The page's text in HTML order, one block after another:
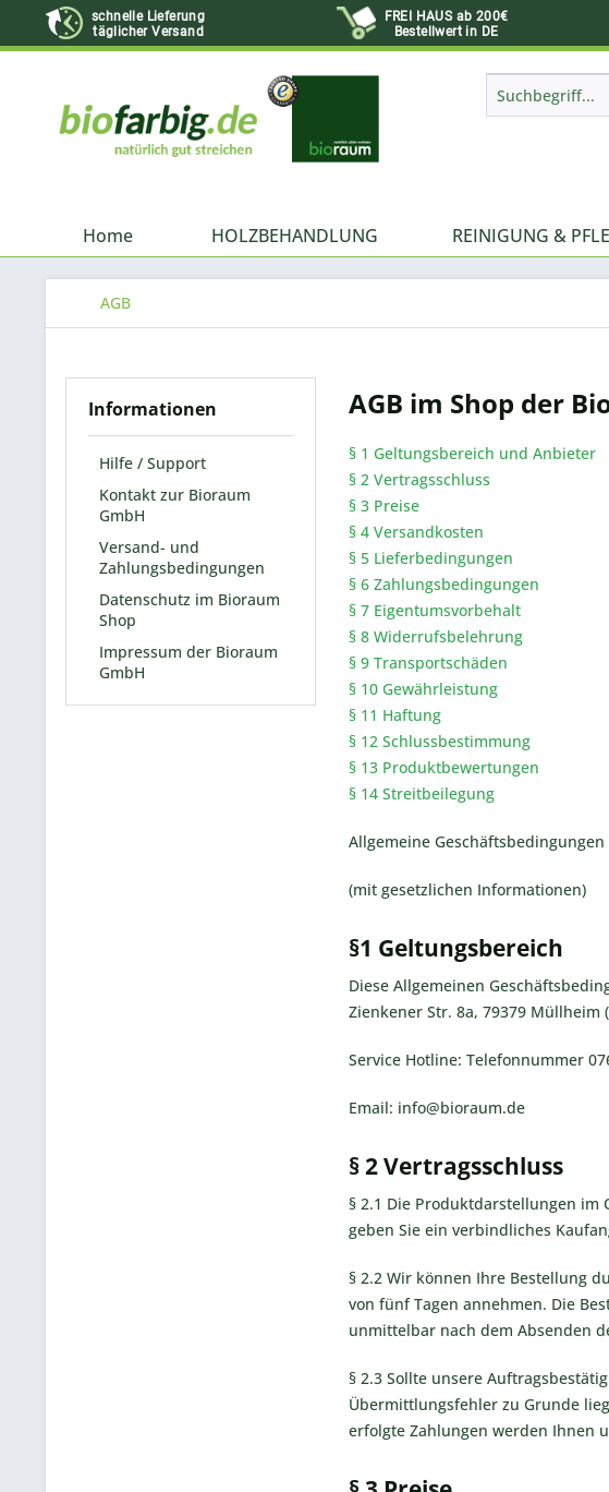
schnelle Lieferung
täglicher Versand
FREI HAUS ab 200€
Bestellwert in DE
Home HOLZBEHANDLUNG REINIGUNG &
AGB
Informationen
Hilfe / Support
Kontakt zur Bioraum
GmbH
Versand- und
Zahlungsbedingungen
Datenschutz im Bioraum
Shop
Impressum der Bioraum
GmbH
AGB im Shop der
§ 1 Geltungsbereich und Anbieter
§ 2 Vertragsschluss
§ 3 Preise
§ 4 Versandkosten
§ 5 Lieferbedingungen
§ 6 Zahlungsbedingungen
§ 7 Eigentumsvorbehalt
§ 8 Widerrufsbelehrung
§ 9 Transportschäden
§ 10 Gewährleistung
§ 11 Haftung
§ 12 Schlussbestimmung
§ 13 Produktbewertungen
§ 14 Streitbeilegung
Allgemeine Geschäftsbedingungen
(mit gesetzlichen Informationen)
§1 Geltungsbereich
Diese Allgemeinen
Zienkener Str. 8a, 79379
Service Hotline: Telefonnummer
Email: info@bioraum.de
§ 2 Vertragsschluss
§ 2.1 Die Produktdarstellungen im
geben Sie ein verbindliches
§ 2.2 Wir können Ihre Bestellung
von fünf Tagen annehmen. Die
unmittelbar nach dem Absenden
§ 2.3 Sollte unsere
Übermittlungsfehler zu Grunde
erfolgte Zahlungen werden Ihnen